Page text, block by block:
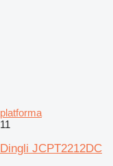
platforma
11
Dingli JCPT2212DC